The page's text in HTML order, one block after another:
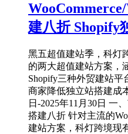
建八折 Shopify
黑五超值建站季，科灯
的两大超值建站方案，涵
Shopify三种外贸建站
商家降低独立站搭建成
日-2025年11月30日 一
搭建八折 针对主流的
建站方案，科灯跨境现